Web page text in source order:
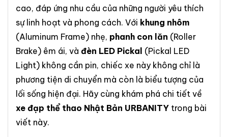
cao, đáp ứng nhu cầu của những người yêu thích
sự linh hoạt và phong cách. Với khung nhôm
(Aluminum Frame) nhẹ, phanh con lăn (Roller
Brake) êm ái, và đèn LED Pickal (Pickal LED
Light) không cần pin, chiếc xe này không chỉ là
phương tiện di chuyển mà còn là biểu tượng của
lối sống hiện đại. Hãy cùng khám phá chi tiết về
xe đạp thể thao Nhật Bản URBANITY trong bài
viết này.